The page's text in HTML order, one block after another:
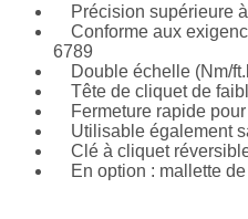
Précision supérieure
Conforme aux
6789
Double échelle (Nm/
Tête de cliquet de
Fermeture rapide
Utilisable également
Clé à cliquet
En option : mallette de